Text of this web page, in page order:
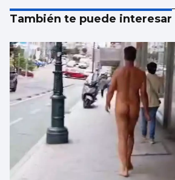
También te puede interesar